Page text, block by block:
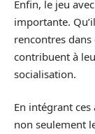
Enfin, le jeu
importante.
rencontres dans
contribuent à
socialisation.
En intégrant
non seulement